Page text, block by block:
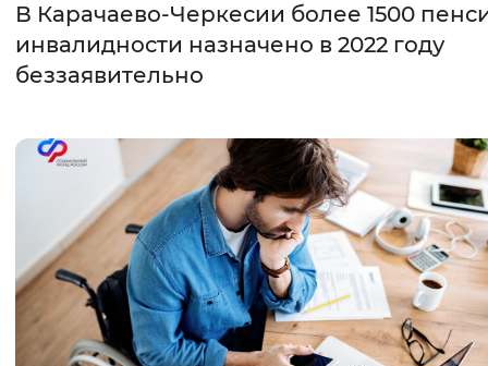
Без засечек С засечками
Интервал между буквами
Цвет сайта
Монохромный Инверсивный
Синий фон
Изображения
В Карачаево-Черкесии более 1500
инвалидности назначено в 2022 году
беззаявительно